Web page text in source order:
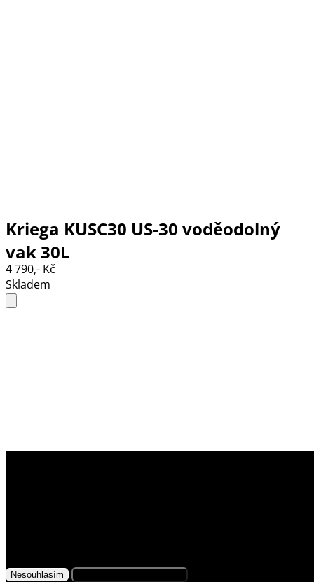
účelu využíváme soubory cookies, které nám
Nesouhlasím
Kriega KUSC30 US-30 voděodolný
vak 30L
4 790,- Kč
Skladem